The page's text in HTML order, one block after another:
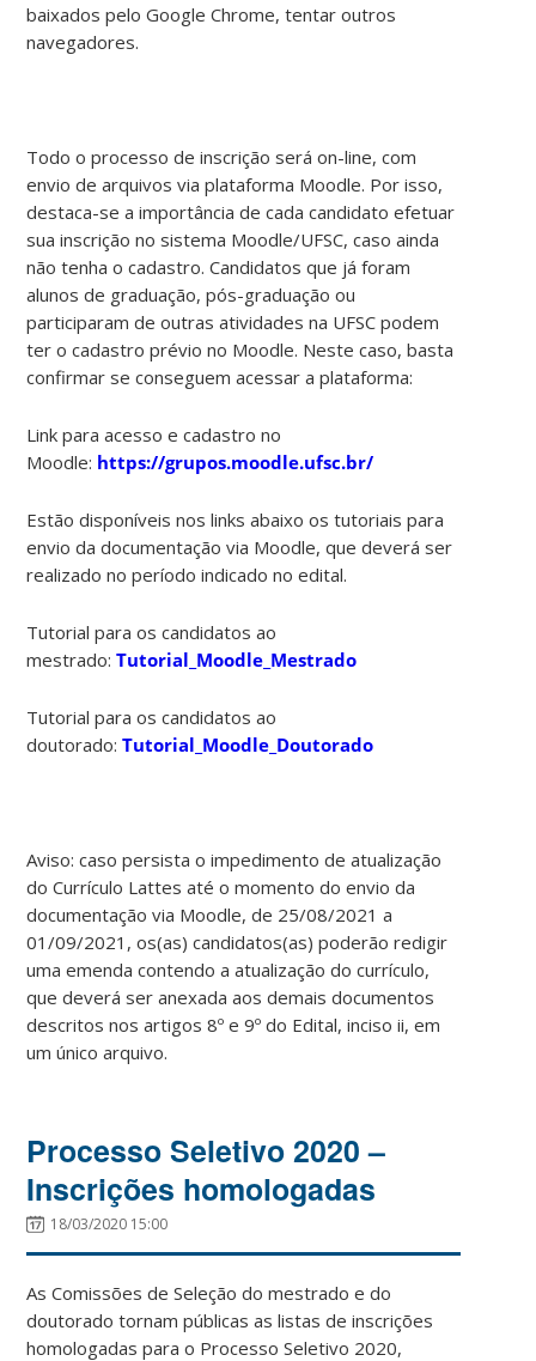
baixados pelo Google Chrome, tentar outros
navegadores.
Todo o processo de inscrição será on-line, com
envio de arquivos via plataforma Moodle. Por isso,
destaca-se a importância de cada candidato efetuar
sua inscrição no sistema Moodle/UFSC, caso ainda
não tenha o cadastro. Candidatos que já foram
alunos de graduação, pós-graduação ou
participaram de outras atividades na UFSC podem
ter o cadastro prévio no Moodle. Neste caso, basta
confirmar se conseguem acessar a plataforma:
Link para acesso e cadastro no
Moodle: https://grupos.moodle.ufsc.br/
Estão disponíveis nos links abaixo os tutoriais para
envio da documentação via Moodle, que deverá ser
realizado no período indicado no edital.
Tutorial para os candidatos ao
mestrado:Tutorial_Moodle_Mestrado
Tutorial para os candidatos ao
doutorado:Tutorial_Moodle_Doutorado
Aviso: caso persista o impedimento de atualização
do Currículo Lattes até o momento do envio da
documentação via Moodle, de 25/08/2021 a
01/09/2021, os(as) candidatos(as) poderão redigir
uma emenda contendo a atualização do currículo,
que deverá ser anexada aos demais documentos
descritos nos artigos 8º e 9º do Edital, inciso ii, em
um único arquivo.
Processo Seletivo 2020 –
Inscrições homologadas
18/03/2020 15:00
As Comissões de Seleção do mestrado e do
doutorado tornam públicas as listas de inscrições
homologadas para o Processo Seletivo 2020,